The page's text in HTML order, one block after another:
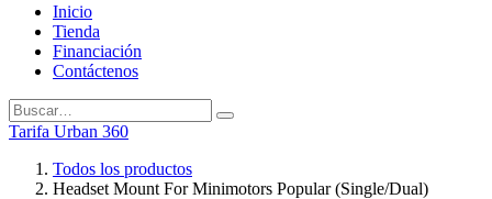
Inicio
Tienda
Financiación
Contáctenos
Tarifa Urban 360
Todos los productos
Headset Mount For Minimotors Popular (Single/Dual)